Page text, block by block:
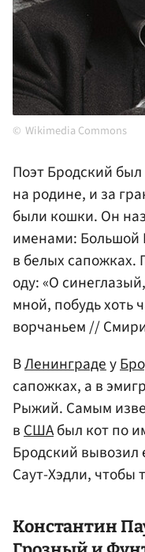
Wikimedia Commons
Поэт Бродский
на родине, и за
были кошки. Он
именами:
в белых сапожках.
оду: «О
мной, побудь хоть
ворчаньем //
ВЛенинградеу
сапожках, а в
Рыжий. Самым
вСШАбыл кот по
Бродский вывозил
Саут-Хэдли, чтобы
Константин